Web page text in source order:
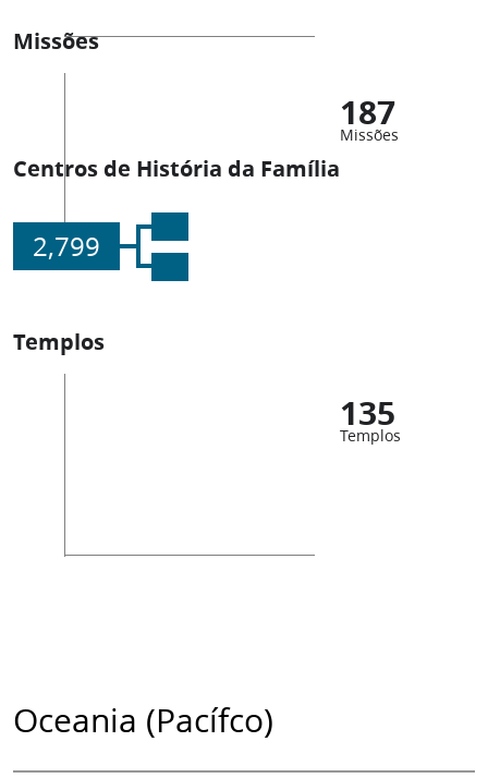
Missões
187
Missões
Centros de História da Família
2,799
Templos
135
Templos
Oceania (Pacífco)